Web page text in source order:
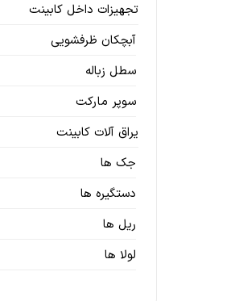
تجهیزات داخل کابینت
آبچکان ظرفشویی
سطل زباله
سوپر مارکت
یراق آلات کابینت
جک ها
دستگیره ها
ریل ها
لولا ها